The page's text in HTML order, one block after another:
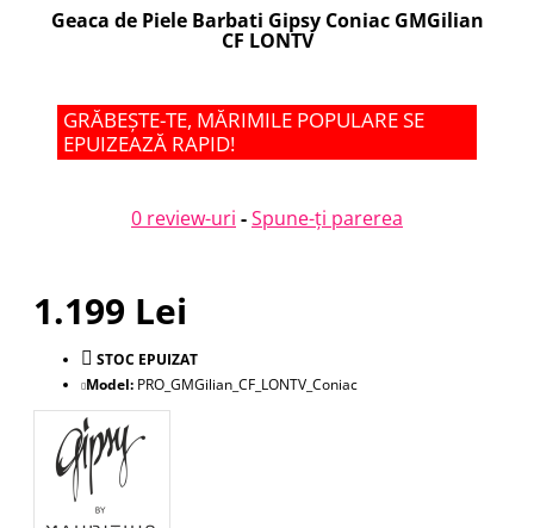
Geaca de Piele Barbati Gipsy Coniac GMGilian
CF LONTV
GRĂBEȘTE-TE, MĂRIMILE POPULARE SE
EPUIZEAZĂ RAPID!
0 review-uri -Spune-ţi parerea
1.199 Lei
STOC EPUIZAT
Model: PRO_GMGilian_CF_LONTV_Coniac